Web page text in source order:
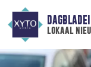
lokaal